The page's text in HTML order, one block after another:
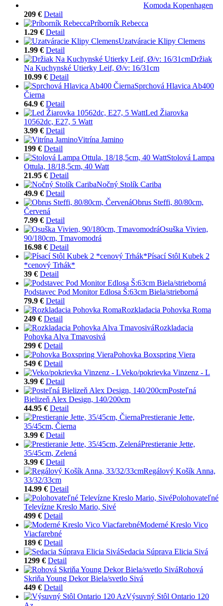
Komoda Kopenhagen
209 € Detail
Príborník Rebecca
1.29 € Detail
Uzatváracie Klipy Clemens
1.99 € Detail
Držiak
Na Kuchynské Utierky Leif, Ø/v: 16/31cm
10.99 € Detail
Sprchová Hlavica Ab400
Čierna
64.9 € Detail
Led Žiarovka
10562dc, E27, 5 Watt
3.99 € Detail
Vitrína Jamino
199 € Detail
Stolová Lampa
Ottula, 18/18,5cm, 40 Watt
21.95 € Detail
Nočný Stolík Cariba
49.9 € Detail
Obrus Steffi, 80/80cm,
Červená
7.99 € Detail
Osuška Vivien,
90/180cm, Tmavomodrá
16.98 € Detail
Písací Stôl Kubek 2
*cenový Trhák*
39 € Detail
Podstavec Pod Monitor Edlosa Š:63cm Biela/strieborná
79.9 € Detail
Rozkladacia Pohovka Roma
249 € Detail
Rozkladacia
Pohovka Alva Tmavosivá
299 € Detail
Pohovka Boxspring Viera
549 € Detail
Veko/pokrievka Vinzenz - L
3.99 € Detail
Posteľná
Bielizeň Alex Design, 140/200cm
44.95 € Detail
Prestieranie Jette,
35/45cm, Čierna
3.99 € Detail
Prestieranie Jette,
35/45cm, Zelená
3.99 € Detail
Regálový Košík Anna,
33/32/33cm
14.99 € Detail
Polohovateľné
Televízne Kreslo Mario, Sivé
499 € Detail
Moderné Kreslo Vico
Viacfarebné
189 € Detail
Sedacia Súprava Elicia Sivá
1299 € Detail
Rohová
Skriňa Young Dekor Biela/svetlo Sivá
449 € Detail
Výsuvný Stôl Ontario 120